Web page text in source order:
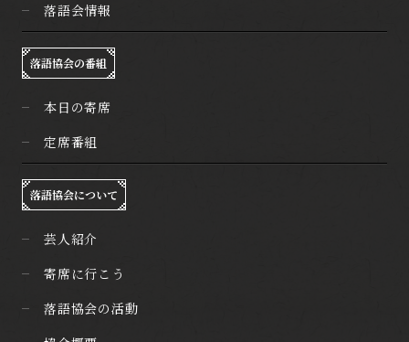
落語会情報
落語協会の番組
本日の寄席
定席番組
落語協会について
芸人紹介
寄席に行こう
落語協会の活動